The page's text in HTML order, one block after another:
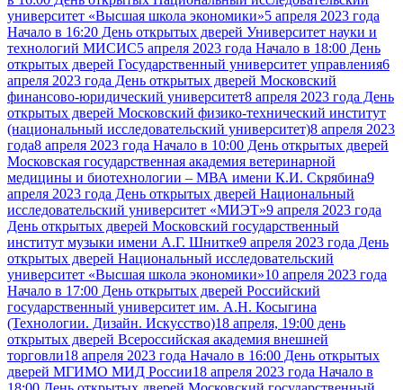
университет «Высшая школа экономики»5 апреля 2023 года
Начало в 16:20 День открытых дверей Университет науки и
технологий МИСИС5 апреля 2023 года Начало в 18:00 День
открытых дверей Государственный университет управления6
апреля 2023 года День открытых дверей Московский
финансово-юридический университет8 апреля 2023 года День
открытых дверей Московский физико-технический институт
(национальный исследовательский университет)8 апреля 2023
года8 апреля 2023 года Начало в 10:00 День открытых дверей
Московская государственная академия ветеринарной
медицины и биотехнологии – МВА имени К.И. Скрябина9
апреля 2023 года День открытых дверей Национальный
исследовательский университет «МИЭТ»9 апреля 2023 года
День открытых дверей Московский государственный
институт музыки имени А.Г. Шнитке9 апреля 2023 года День
открытых дверей Национальный исследовательский
университет «Высшая школа экономики»10 апреля 2023 года
Начало в 17:00 День открытых дверей Российский
государственный университет им. А.Н. Косыгина
(Технологии. Дизайн. Искусство)18 апреля, 19:00 день
открытых дверей Всероссийская академия внешней
торговли18 апреля 2023 года Начало в 16:00 День открытых
дверей МГИМО МИД России18 апреля 2023 года Начало в